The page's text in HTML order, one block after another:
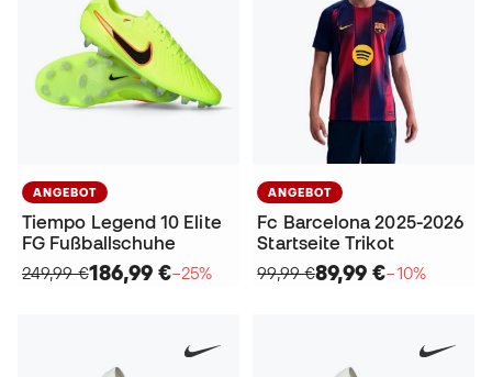
ANGEBOT
Tiempo Legend 10 Elite
FG Fußballschuhe
249,99 €186,99 €−25%
ANGEBOT
Fc Barcelona 2025-2026
Startseite Trikot
99,99 €89,99 €−10%